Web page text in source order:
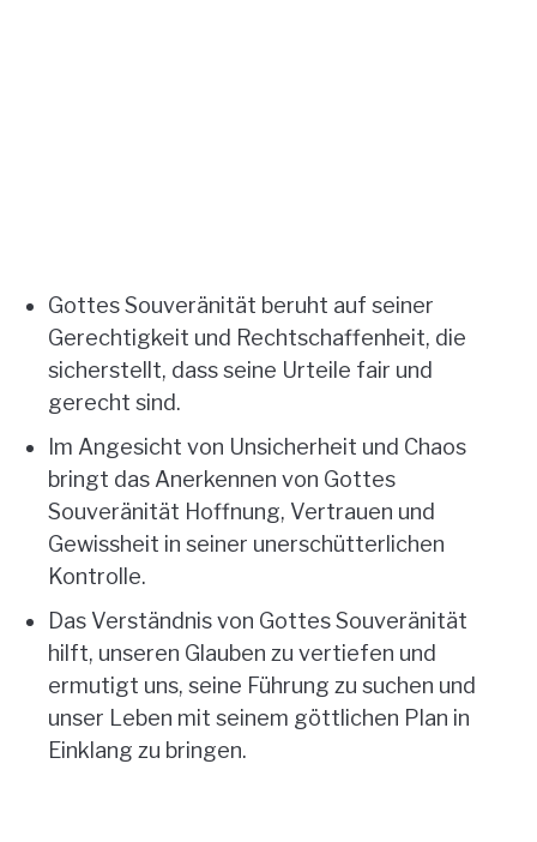
Gottes Souveränität beruht auf seiner
Gerechtigkeit und Rechtschaffenheit, die
sicherstellt, dass seine Urteile fair und
gerecht sind.
Im Angesicht von Unsicherheit und Chaos
bringt das Anerkennen von Gottes
Souveränität Hoffnung, Vertrauen und
Gewissheit in seiner unerschütterlichen
Kontrolle.
Das Verständnis von Gottes Souveränität
hilft, unseren Glauben zu vertiefen und
ermutigt uns, seine Führung zu suchen und
unser Leben mit seinem göttlichen Plan in
Einklang zu bringen.